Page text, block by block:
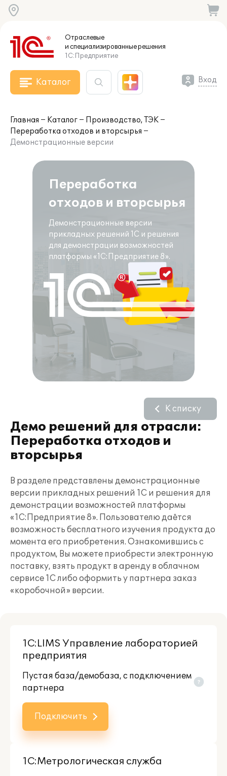
Отраслевые
и специализированныерешения
1С:Предприятие
Каталог Вход
Главная Каталог
Производство, ТЭК
Переработка отходов и вторсырья
Демонстрационные версии
Переработка
отходов и вторсырья
Демонстрационные версии
прикладных решений 1С и решения
для демонстрации возможностей
платформы «1С:Предприятие 8».
Демо решений для отрасли:
Переработка отходов и
вторсырья
К списку
В разделе представлены демонстрационные
версии прикладных решений 1С и решения для
демонстрации возможностей платформы
«1С:Предприятие 8». Пользователю даётся
возможность бесплатного изучения продукта до
момента его приобретения. Ознакомившись с
продуктом, Вы можете приобрести электронную
поставку, взять продукт в аренду в облачном
сервисе 1С либо оформить у партнера заказ
«коробочной» версии.
1С:LIMS Управление лабораторией
предприятия
Пустая база/демобаза, c подключением
партнера
Подключить
1С:Метрологическая служба